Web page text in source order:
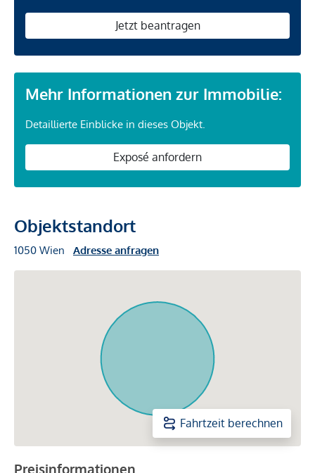
Jetzt beantragen
Mehr Informationen zur Immobilie:
Detaillierte Einblicke in dieses Objekt.
Exposé anfordern
Objektstandort
1050 Wien Adresse anfragen
Fahrtzeit berechnen
Preisinformationen